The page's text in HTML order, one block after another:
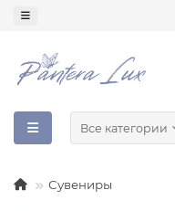
Все категории
Сувениры